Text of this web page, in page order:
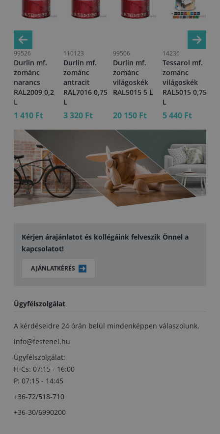
99526
Durlin mf.
zománc
narancs
RAL2009 0,2
L
1 410 Ft
110123
Durlin mf.
zománc
antracit
RAL7016 0,75
L
3 320 Ft
99506
Durlin mf.
zománc
világoskék
RAL5015 5 L
20 150 Ft
14236
Tessarol mf.
zománc
világoskék
RAL5015 0,75
L
5 440 Ft
Kérjen árajánlatot és kollégáink felveszik Önnel a
kapcsolatot!
AJÁNLATKÉRÉS
Ügyfélszolgálat
A kérdéseidre 24 órán belül mindenképpen válaszolunk.
info@festenel.hu
Ügyfélszolgálat:
H-Cs: 07:15 - 16:00
P: 07:15 - 14:45
+36-72/518-710
+36-30/6990200